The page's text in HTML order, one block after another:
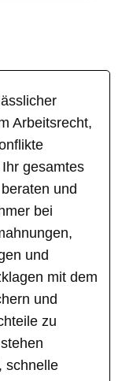
Arbeitsrecht,
gesamtes
und
bei
und
mit dem
und
zu
schnelle